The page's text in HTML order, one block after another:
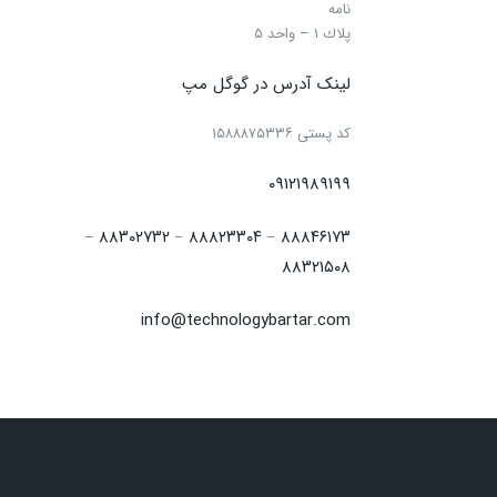
نامه
پلاك ۱ – واحد ۵
لینک آدرس در گوگل مپ
كد پستی ۱۵۸۸۸۷۵۳۳۶
۰۹۱۲۱۹۸۹۱۹۹
۸۸۸۴۶۱۷۳ – ۸۸۸۲۳۳۰۴ – ۸۸۳۰۲۷۳۲ –
۸۸۳۲۱۵۰۸
info@technologybartar.com